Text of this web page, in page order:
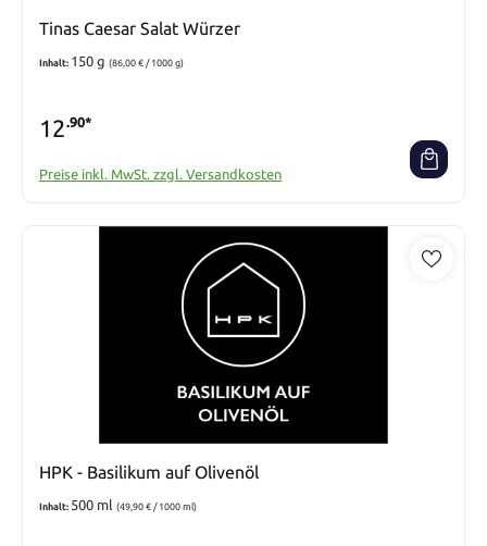
Tinas Caesar Salat Würzer
Inhalt: 150 g (86,00 € / 1000 g)
12.90*
Preise inkl. MwSt. zzgl. Versandkosten
HPK - Basilikum auf Olivenöl
Inhalt: 500 ml (49,90 € / 1000 ml)